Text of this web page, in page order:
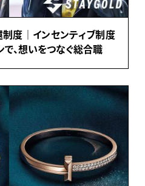
制度｜インセンティブ制度
で、想いをつなぐ総合職